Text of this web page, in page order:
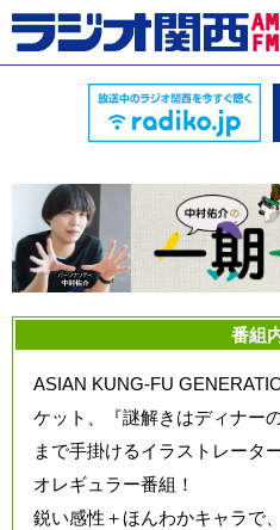
番組
ASIAN KUNG-FU
ケット、『謎解きはディナー
まで手掛けるイラストレータ
オレギュラー番組！
鋭い感性＋ほんわかキャラで